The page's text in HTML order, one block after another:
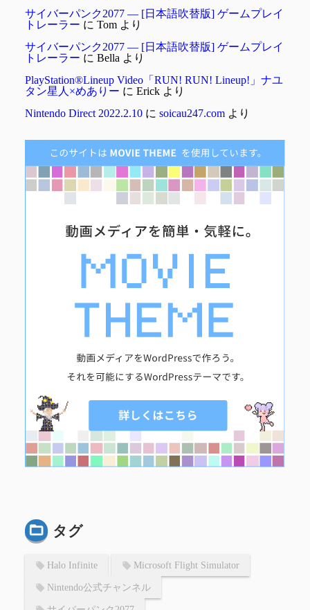
サイバーパンク2077 ― [日本語吹替版] ゲームプレイ
トレーラー に Tomより
サイバーパンク2077 ― [日本語吹替版] ゲームプレイ
トレーラー に Bella より
PlayStation®Lineup Video「RUN! RUN! Lineup!」ナユ
タン星人×めありー に Erickより
Nintendo Direct 2022.2.10に soicau247.comより
タグ
Halo Infinite Microsoft Flight Simulator
Nintendo公式チャンネル